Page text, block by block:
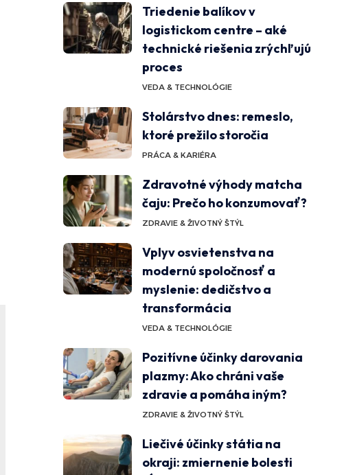
Triedenie balíkov v
logistickom centre – aké
technické riešenia zrýchľujú
proces
VEDA & TECHNOLÓGIE
Stolárstvo dnes: remeslo,
ktoré prežilo storočia
PRÁCA & KARIÉRA
Zdravotné výhody matcha
čaju: Prečo ho konzumovať?
ZDRAVIE & ŽIVOTNÝ ŠTÝL
Vplyv osvietenstva na
modernú spoločnosť a
myslenie: dedičstvo a
transformácia
VEDA & TECHNOLÓGIE
Pozitívne účinky darovania
plazmy: Ako chráni vaše
zdravie a pomáha iným?
ZDRAVIE & ŽIVOTNÝ ŠTÝL
Liečivé účinky státia na
okraji: zmiernenie bolesti